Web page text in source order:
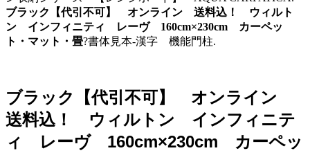
ブラック【代引不可】 オンライン 送料込！ ウィルト
ン インフィニティ レーヴ 160cm×230cm カーペッ
ト・マット・畳?書体見本-漢字 機能門柱.
ブラック【代引不可】 オンライン
送料込！ ウィルトン インフィニテ
ィ レーヴ 160cm×230cm カーペッ